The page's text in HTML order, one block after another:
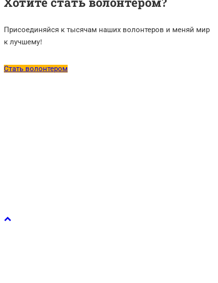
Хотите стать волонтером?
Присоединяйся к тысячам наших волонтеров и меняй мир
к лучшему!
Стать волонтером